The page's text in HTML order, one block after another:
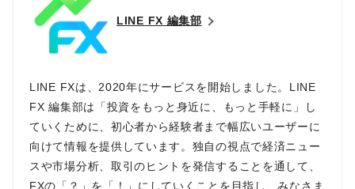
LINE FX 編集部
LINE FXは、2020年にサービスを開始しました。LINE
FX 編集部は「投資をもっと身近に、もっと手軽に」し
ていくために、初心者から経験者まで幅広いユーザーに
向けて情報を提供しています。独自の視点で経済ニュー
スや市場分析、取引のヒントを発信することを通して、
FXの「？」を「！」にしていくことを目指し、みなさま